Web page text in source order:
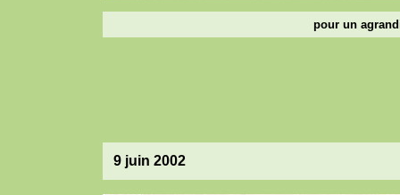
pour un
9 juin 2002